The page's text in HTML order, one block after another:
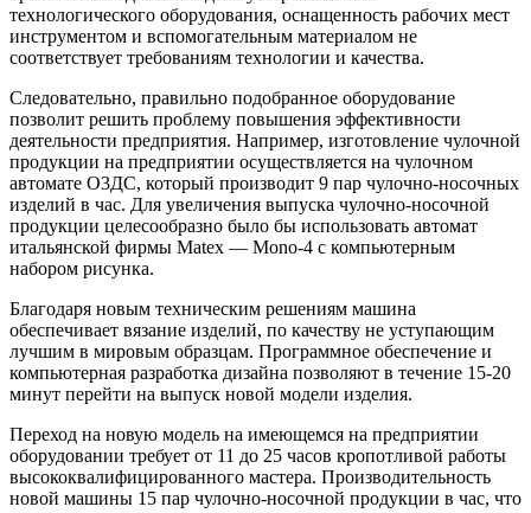
технологического оборудования, оснащенность рабочих мест
инструментом и вспомогательным материалом не
соответствует требованиям технологии и качества.
Следовательно, правильно подобранное оборудование
позволит решить проблему повышения эффективности
деятельности предприятия. Например, изготовление чулочной
продукции на предприятии осуществляется на чулочном
автомате О3ДС, который производит 9 пар чулочно-носочных
изделий в час. Для увеличения выпуска чулочно-носочной
продукции целесообразно было бы использовать автомат
итальянской фирмы Matex — Mono-4 с компьютерным
набором рисунка.
Благодаря новым техническим решениям машина
обеспечивает вязание изделий, по качеству не уступающим
лучшим в мировым образцам. Программное обеспечение и
компьютерная разработка дизайна позволяют в течение 15-20
минут перейти на выпуск новой модели изделия.
Переход на новую модель на имеющемся на предприятии
оборудовании требует от 11 до 25 часов кропотливой работы
высококвалифицированного мастера. Производительность
новой машины 15 пар чулочно-носочной продукции в час, что